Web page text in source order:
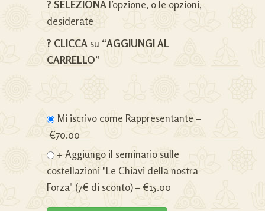
? SELEZIONA l’opzione, o le opzioni,
desiderate
? CLICCA su “AGGIUNGI AL
CARRELLO”
Mi iscrivo come Rappresentante –
€70.00
+ Aggiungo il seminario sulle
costellazioni "Le Chiavi della nostra
Forza" (7€ di sconto)–€15.00